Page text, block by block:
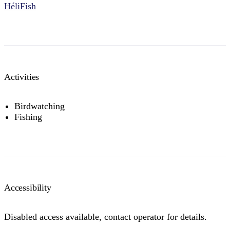
HéliFish
Activities
Birdwatching
Fishing
Accessibility
Disabled access available, contact operator for details.